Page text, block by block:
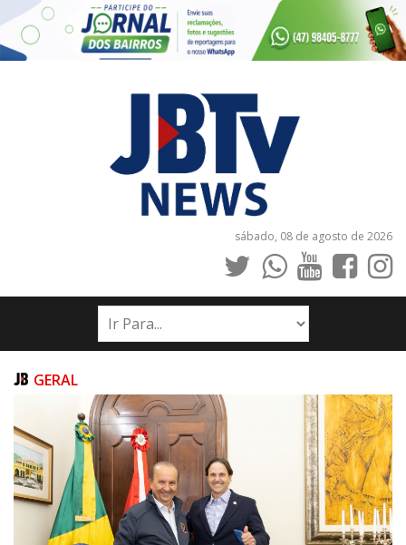
sábado, 08 de agosto de 2026
INÍCIO
NOTÍCIAS
PUBLICAÇÕES LEGAIS
CONTATO
GERAL